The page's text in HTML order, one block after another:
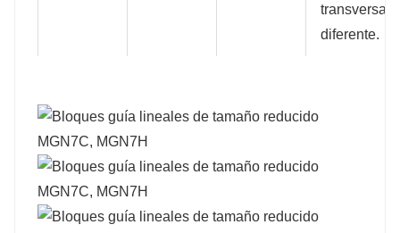
transversal
diferente.